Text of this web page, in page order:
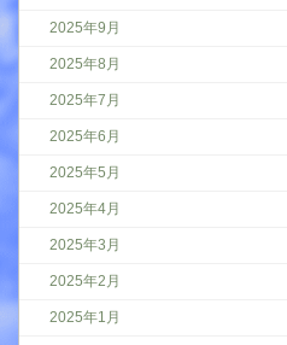
2025年9月
2025年8月
2025年7月
2025年6月
2025年5月
2025年4月
2025年3月
2025年2月
2025年1月